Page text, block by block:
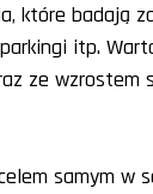
które badają
itp.
ze wzrostem
samym w